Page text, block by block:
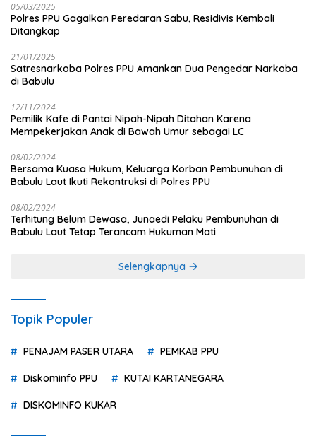
05/03/2025
Polres PPU Gagalkan Peredaran Sabu, Residivis Kembali
Ditangkap
21/01/2025
Satresnarkoba Polres PPU Amankan Dua Pengedar Narkoba
di Babulu
12/11/2024
Pemilik Kafe di Pantai Nipah-Nipah Ditahan Karena
Mempekerjakan Anak di Bawah Umur sebagai LC
08/02/2024
Bersama Kuasa Hukum, Keluarga Korban Pembunuhan di
Babulu Laut Ikuti Rekontruksi di Polres PPU
08/02/2024
Terhitung Belum Dewasa, Junaedi Pelaku Pembunuhan di
Babulu Laut Tetap Terancam Hukuman Mati
Selengkapnya
Topik Populer
PENAJAM PASER UTARA PEMKAB PPU
Diskominfo PPU KUTAI KARTANEGARA
DISKOMINFO KUKAR